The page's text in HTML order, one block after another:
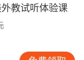
用的安全边界。
物质含量，清华
备重金属析出量
教试听体验课